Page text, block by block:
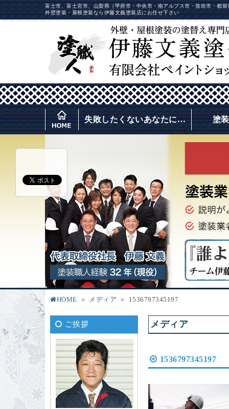
富士市、富士宮市、山梨県（甲府市・中央市・南アルプス市・笛吹市・都
外壁塗装・屋根塗装なら伊藤文義塗装店にお任せ下さい
失敗したくないあなたに… 塗
HOME メディア 1536797345197
ご挨拶 メディア
1536797345197